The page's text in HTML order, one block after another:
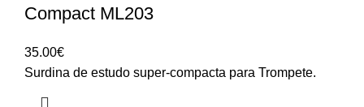
Compact ML203
35.00€
Surdina de estudo super-compacta para Trompete.